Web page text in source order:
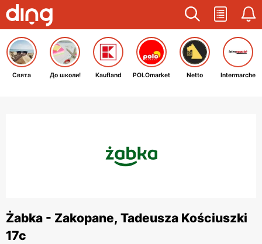
Свята До школи! Kaufland POLOmarket Netto Intermarche
Żabka - Zakopane, Tadeusza Kościuszki
17c